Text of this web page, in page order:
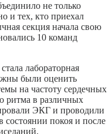
не только
и тех, кто приехал
секция начала свою
10 команд
лабораторная
были оценить
на частоту сердечных
ритма в различных
ЭКГ и проводили
состоянии покоя и после